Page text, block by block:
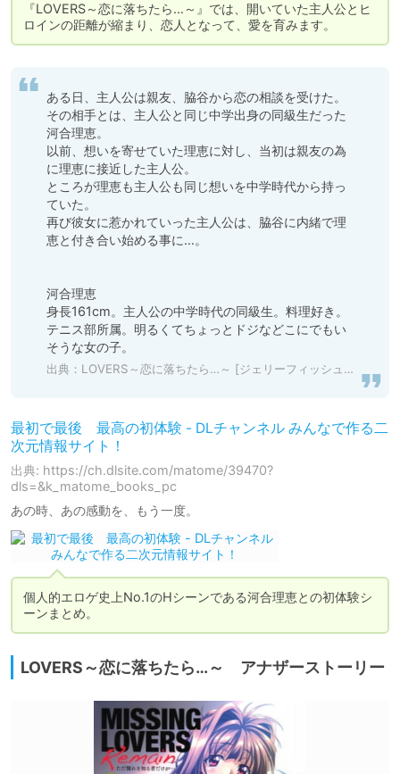
『LOVERS～恋に落ちたら…～』では、開いていた主人公とヒ
ロインの距離が縮まり、恋人となって、愛を育みます。
ある日、主人公は親友、脇谷から恋の相談を受けた。
その相手とは、主人公と同じ中学出身の同級生だった
河合理恵。
以前、想いを寄せていた理恵に対し、当初は親友の為
に理恵に接近した主人公。
ところが理恵も主人公も同じ想いを中学時代から持っ
ていた。
再び彼女に惹かれていった主人公は、脇谷に内緒で理
恵と付き合い始める事に…。
河合理恵
身長161cm。主人公の中学時代の同級生。料理好き。
テニス部所属。明るくてちょっとドジなどこにでもい
出典： LOVERS～恋に落ちたら…～ [ジェリーフィッシュ] | DLsite 美少女ゲーム - R18
最初で最後 最高の初体験 - DLチャンネル みんなで作る二
次元情報サイト！
出典: https://ch.dlsite.com/matome/39470?
dls=&k_matome_books_pc
あの時、あの感動を、もう一度。
個人的エロゲ史上No.1のHシーンである河合理恵との初体験シ
ーンまとめ。
LOVERS～恋に落ちたら…～ アナザーストーリー